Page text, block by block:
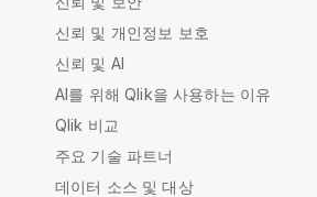
신뢰 및 개인정보 보호
신뢰 및 AI
AI를 위해 Qlik을 사용하는 이유
Qlik 비교
주요 기술 파트너
데이터 소스 및 대상